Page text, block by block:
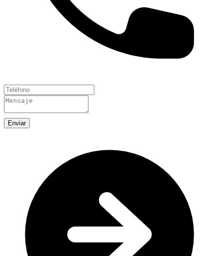
Enviar